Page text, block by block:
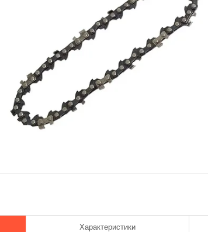
Характеристики